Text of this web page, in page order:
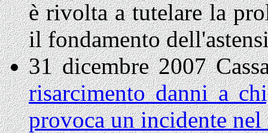
è rivolta a tutelare la
il fondamento
31 dicembre 2007
risarcimento danni a
provoca un incidente